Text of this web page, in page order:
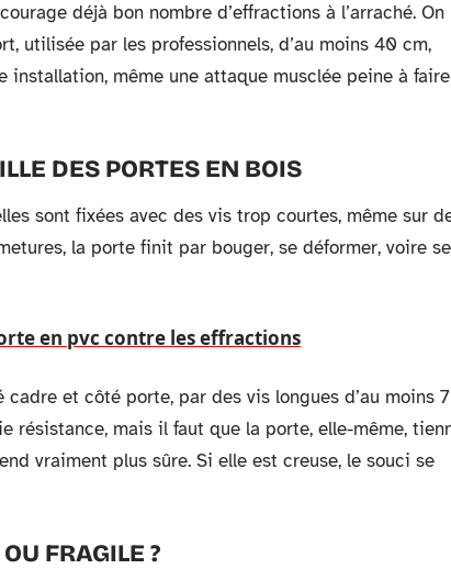
déjà bon nombre d’effractions à l’arraché. On
utilisée par les professionnels, d’au moins 40 cm,
même une attaque musclée peine à faire
DES PORTES EN BOIS
sont fixées avec des vis trop courtes, même sur
la porte finit par bouger, se déformer, voire se
en pvc contre les effractions
et côté porte, par des vis longues d’au moins 7
résistance, mais il faut que la porte, elle-même,
vraiment plus sûre. Si elle est creuse, le souci se
FRAGILE ?